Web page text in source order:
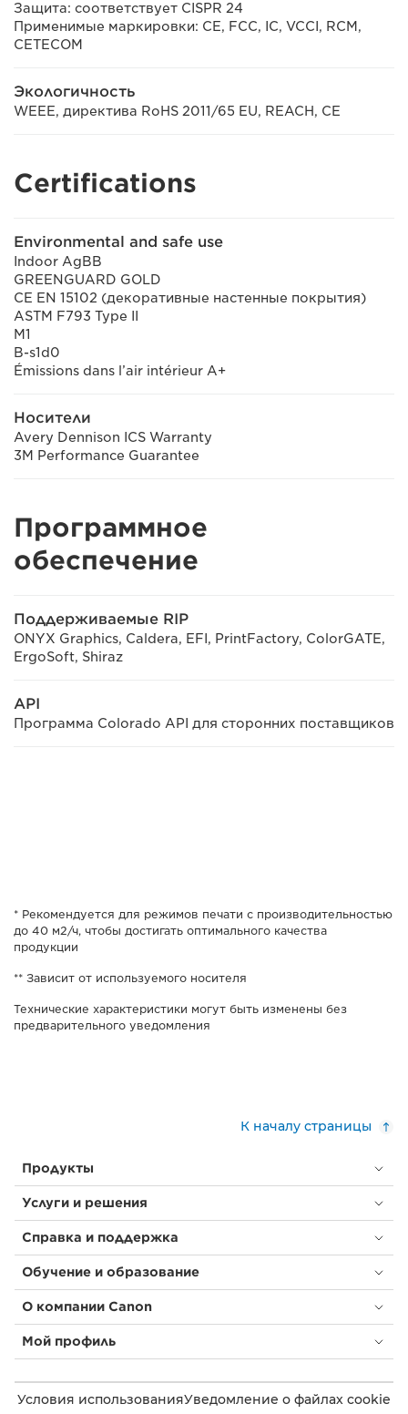
Защита: соответствует CISPR 24
Применимые маркировки: CE, FCC, IC, VCCI, RCM,
CETECOM
Экологичность
WEEE, директива RoHS 2011/65 EU, REACH, CE
Certifications
Environmental and safe use
Indoor AgBB
GREENGUARD GOLD
CE EN 15102 (декоративные настенные покрытия)
ASTM F793 Type II
M1
B-s1d0
Émissions dans l’air intérieur A+
Носители
Avery Dennison ICS Warranty
3M Performance Guarantee
Программное
обеспечение
Поддерживаемые RIP
ONYX Graphics, Caldera, EFI, PrintFactory, ColorGATE,
ErgoSoft, Shiraz
API
Программа Colorado API для сторонних поставщиков
* Рекомендуется для режимов печати с производительностью
до 40 м2/ч, чтобы достигать оптимального качества
продукции
** Зависит от используемого носителя
Технические характеристики могут быть изменены без
предварительного уведомления
К началу страницы
Продукты
Услуги и решения
Справка и поддержка
Обучение и образование
О компании Canon
Мой профиль
Условия использованияУведомление о файлах cookie